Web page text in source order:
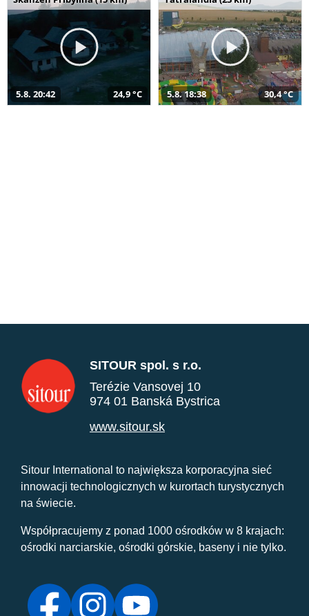
5.8. 20:42 24,9 °C 5.8. 18:38 30,4 °C
SITOUR spol. s r.o.
Terézie Vansovej 10
974 01 Banská Bystrica
www.sitour.sk
Sitour International to największa korporacyjna sieć
innowacji technologicznych w kurortach turystycznych
na świecie.
Współpracujemy z ponad 1000 ośrodków w 8 krajach:
ośrodki narciarskie, ośrodki górskie, baseny i nie tylko.